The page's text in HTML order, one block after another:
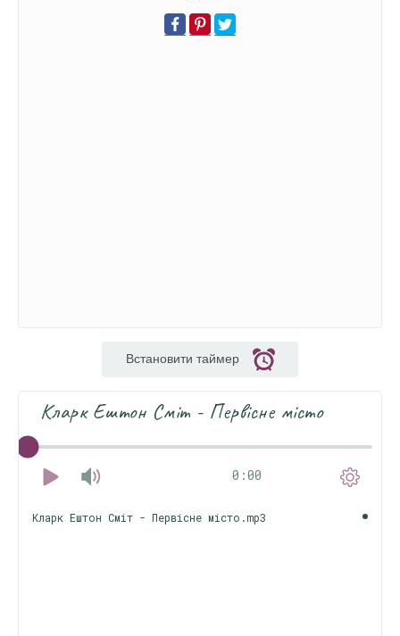
Встановити таймер
Кларк Ештон Сміт - Первісне місто
0:00
Кларк Ештон Сміт - Первісне місто.mp3